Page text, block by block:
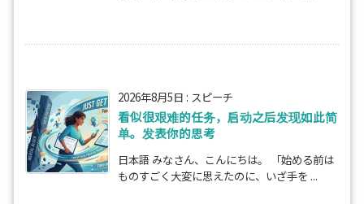
2026年8月5日 : スピーチ
看似很艰难的任务，启动之后发现如此简
单。发表你的思考
日本語 みなさん、こんにちは。 「始める前は
ものすごく大変に思えたのに、いざ手を ...